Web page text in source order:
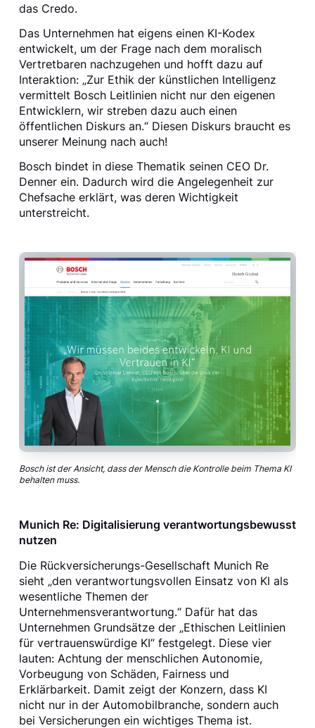
das Credo.
Das Unternehmen hat eigens einen KI-Kodex
entwickelt, um der Frage nach dem moralisch
Vertretbaren nachzugehen und hofft dazu auf
Interaktion: „Zur Ethik der künstlichen Intelligenz
vermittelt Bosch Leitlinien nicht nur den eigenen
Entwicklern, wir streben dazu auch einen
öffentlichen Diskurs an.“ Diesen Diskurs braucht es
unserer Meinung nach auch!
Bosch bindet in diese Thematik seinen CEO Dr.
Denner ein. Dadurch wird die Angelegenheit zur
Chefsache erklärt, was deren Wichtigkeit
unterstreicht.
Bosch ist der Ansicht, dass der Mensch die Kontrolle beim Thema KI
behalten muss.
Munich Re: Digitalisierung verantwortungsbewusst
nutzen
Die Rückversicherungs-Gesellschaft Munich Re
sieht „den verantwortungsvollen Einsatz von KI als
wesentliche Themen der
Unternehmensverantwortung.“ Dafür hat das
Unternehmen Grundsätze der „Ethischen Leitlinien
für vertrauenswürdige KI“ festgelegt. Diese vier
lauten: Achtung der menschlichen Autonomie,
Vorbeugung von Schäden, Fairness und
Erklärbarkeit. Damit zeigt der Konzern, dass KI
nicht nur in der Automobilbranche, sondern auch
bei Versicherungen ein wichtiges Thema ist.